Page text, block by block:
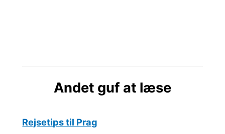
Andet guf at læse
Rejsetips til Prag